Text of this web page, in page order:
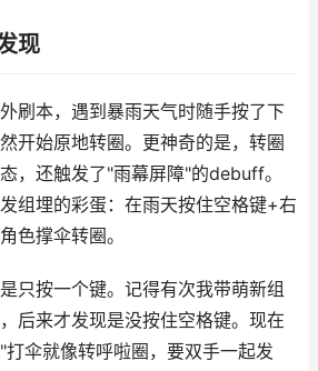
现
刷本，遇到暴雨天气时随手按了下
开始原地转圈。更神奇的是，转圈
，还触发了"雨幕屏障"的debuff。
组埋的彩蛋：在雨天按住空格键+右
色撑伞转圈。
只按一个键。记得有次我带萌新组
后来才发现是没按住空格键。现在
伞就像转呼啦圈，要双手一起发